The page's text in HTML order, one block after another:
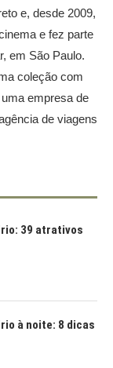
e, desde 2009,
e fez parte
em São Paulo.
coleção com
empresa de
de viagens
39 atrativos
à noite: 8 dicas